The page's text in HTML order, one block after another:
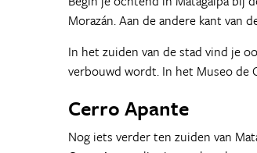
Morazán. Aan de andere kant van
In het zuiden van de stad vind je
verbouwd wordt. In het Museo de
Cerro Apante
Nog iets verder ten zuiden van